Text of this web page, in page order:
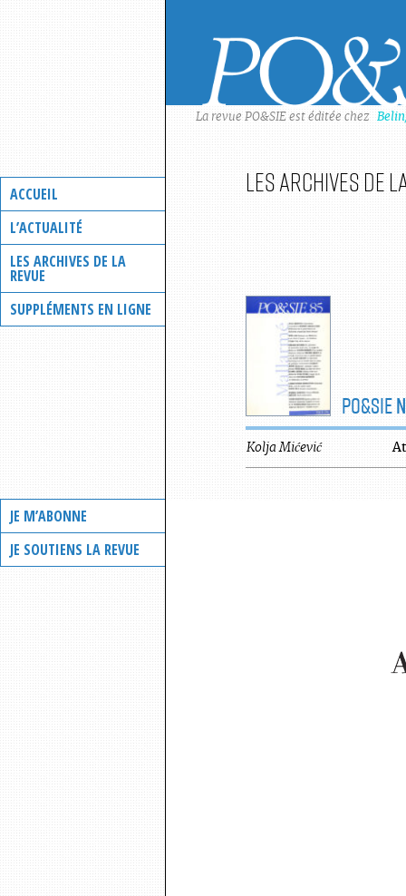
ACCUEIL
L’ACTUALITÉ
LES ARCHIVES DE LA
REVUE
SUPPLÉMENTS EN LIGNE
JE M’ABONNE
JE SOUTIENS LA REVUE
La revue PO&SIE est éditée chez
Les archives de
PO&SIE
Kolja Mićević